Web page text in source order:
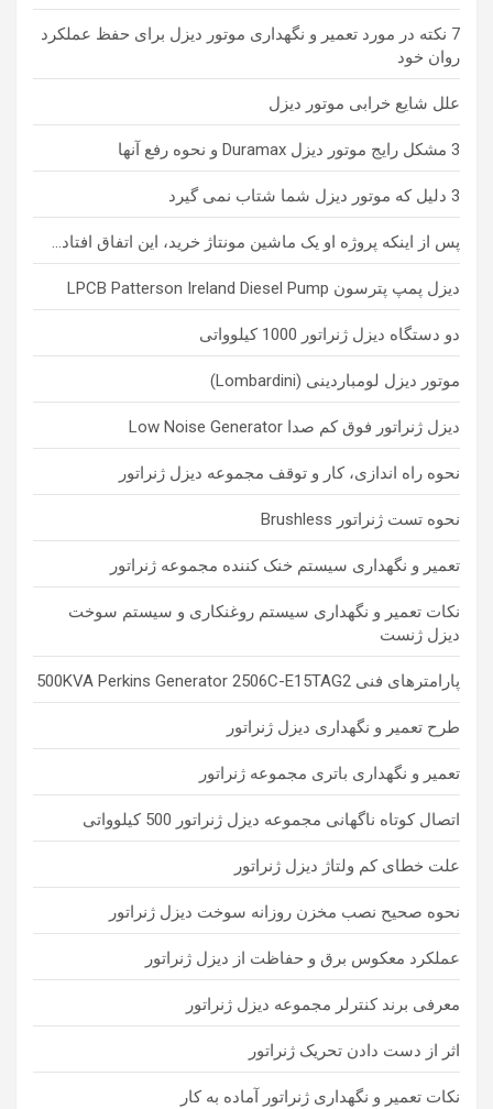
7 نکته در مورد تعمیر و نگهداری موتور دیزل برای حفظ عملکرد
روان خود
علل شایع خرابی موتور دیزل
3 مشکل رایج موتور دیزل Duramax و نحوه رفع آنها
3 دلیل که موتور دیزل شما شتاب نمی گیرد
پس از اینکه پروژه او یک ماشین مونتاژ خرید، این اتفاق افتاد…
دیزل پمپ پترسون LPCB Patterson Ireland Diesel Pump
دو دستگاه دیزل ژنراتور 1000 کیلوواتی
موتور دیزل لومباردینی (Lombardini)
دیزل ژنراتور فوق کم صدا Low Noise Generator
نحوه راه اندازی، کار و توقف مجموعه دیزل ژنراتور
نحوه تست ژنراتور Brushless
تعمیر و نگهداری سیستم خنک کننده مجموعه ژنراتور
نکات تعمیر و نگهداری سیستم روغنکاری و سیستم سوخت
دیزل ژنست
پارامترهای فنی 500KVA Perkins Generator 2506C-E15TAG2
طرح تعمیر و نگهداری دیزل ژنراتور
تعمیر و نگهداری باتری مجموعه ژنراتور
اتصال کوتاه ناگهانی مجموعه دیزل ژنراتور 500 کیلوواتی
علت خطای کم ولتاژ دیزل ژنراتور
نحوه صحیح نصب مخزن روزانه سوخت دیزل ژنراتور
عملکرد معکوس برق و حفاظت از دیزل ژنراتور
معرفی برند کنترلر مجموعه دیزل ژنراتور
اثر از دست دادن تحریک ژنراتور
نکات تعمیر و نگهداری ژنراتور آماده به کار